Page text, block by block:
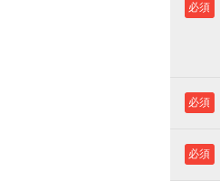
必須
必須
必須